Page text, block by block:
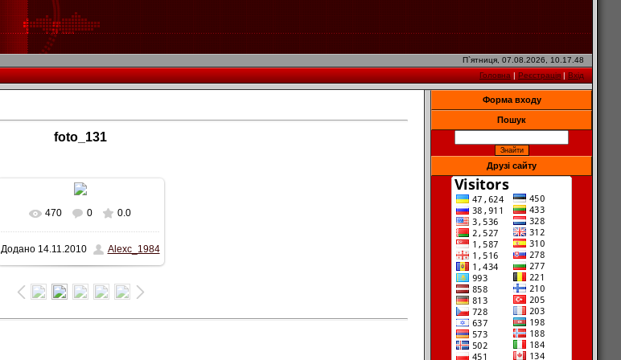
П`ятниця, 07.08.2026, 10.17.48
Головна|Реєстрація|Вхід
foto_131
У реальному розмірі
750x501/ 102.6Kb
470 0 0.0
Додано14.11.2010 Alexc_1984
Форма входу
Пошук
Друзі сайту